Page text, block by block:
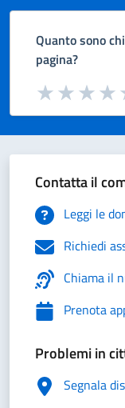
Quanto sono
pagina?
Valuta da 1 a 5
Valuta
Valuta 2
Valuta 1 stelle
Contatta il
Leggi le
Richiedi
Chiama il
Prenota
Problemi in
Segnala